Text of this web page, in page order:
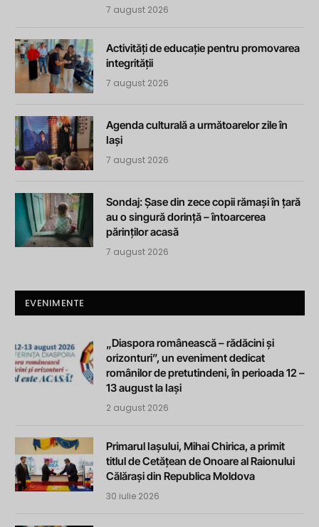
7 august 2026
Activități de educație pentru promovarea
integrității
7 august 2026
Agenda culturală a următoarelor zile în
Iași
7 august 2026
Sondaj: Șase din zece copii rămași în țară
au o singură dorință – întoarcerea
părinților acasă
7 august 2026
EVENIMENTE
„Diaspora românească – rădăcini și
orizonturi”, un eveniment dedicat
românilor de pretutindeni, în perioada 12 –
13 august la Iași
2 august 2026
Primarul Iașului, Mihai Chirica, a primit
titlul de Cetățean de Onoare al Raionului
Călărași din Republica Moldova
30 iulie 2026